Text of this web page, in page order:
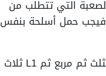
التي تتطلب من
فيجب حمل أسلحة بنفس
من أجل الحصول على أسلحة قوية فقم باستخدام هذه الشفرة: مثلث ثم R2 ثم L1 ثم X ثم مثلث ثم مربع ثم L1 ثلاث